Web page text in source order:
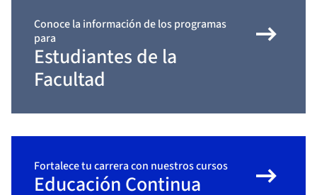
Conoce la información de los programas
para
Estudiantes de la
Facultad
arrow_right_alt
Fortalece tu carrera con nuestros cursos
Educación Continua arrow_right_alt